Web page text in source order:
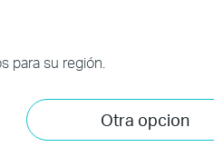
> Access
Routers > Wired
para su región.
Otra opcion